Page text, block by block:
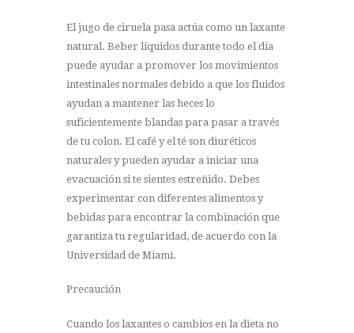
El jugo de ciruela pasa actúa como un laxante
natural. Beber líquidos durante todo el día
puede ayudar a promover los movimientos
intestinales normales debido a que los fluidos
ayudan a mantener las heces lo
suficientemente blandas para pasar a través
de tu colon. El café y el té son diuréticos
naturales y pueden ayudar a iniciar una
evacuación si te sientes estreñido. Debes
experimentar con diferentes alimentos y
bebidas para encontrar la combinación que
garantiza tu regularidad, de acuerdo con la
Universidad de Miami.
Precaución
Cuando los laxantes o cambios en la dieta no